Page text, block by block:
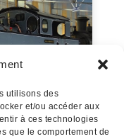
utilisons des
et/ou accéder aux
à ces technologies
que le comportement de